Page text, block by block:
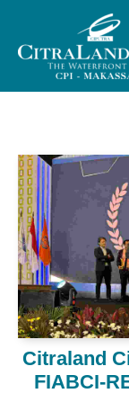
Citraland
FIABCI-